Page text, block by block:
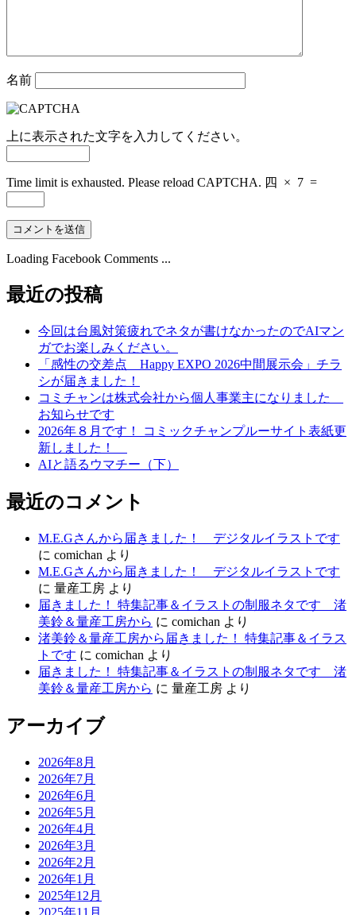
名前
上に表示された文字を入力してください。
Time limit is exhausted. Please reload CAPTCHA. 四 × 7 =
Loading Facebook Comments ...
最近の投稿
今回は台風対策疲れでネタが書けなかったのでAIマン
ガでお楽しみください。
「感性の交差点 Happy EXPO 2026中間展示会」チラ
シが届きました！
コミチャンは株式会社から個人事業主になりました
お知らせです
2026年８月です！ コミックチャンプルーサイト表紙更
新しました！
AIと語るウマチー（下）
最近のコメント
M.E.Gさんから届きました！ デジタルイラストです
に comichan より
M.E.Gさんから届きました！ デジタルイラストです
に 量産工房 より
届きました！ 特集記事＆イラストの制服ネタです 渚
美鈴＆量産工房から に comichan より
渚美鈴＆量産工房から届きました！ 特集記事＆イラス
トです に comichan より
届きました！ 特集記事＆イラストの制服ネタです 渚
美鈴＆量産工房から に 量産工房 より
アーカイブ
2026年8月
2026年7月
2026年6月
2026年5月
2026年4月
2026年3月
2026年2月
2026年1月
2025年12月
2025年11月